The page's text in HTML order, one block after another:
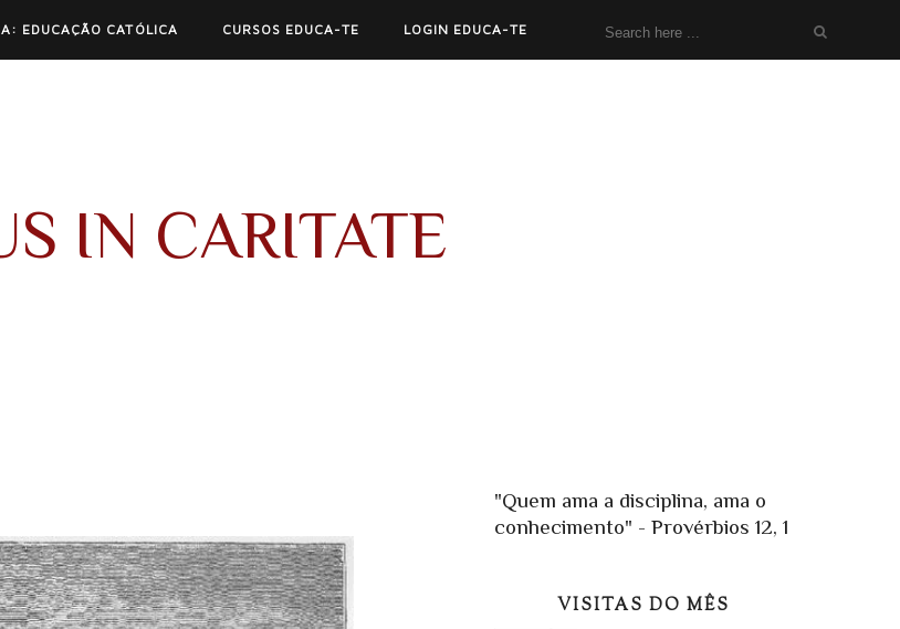
EDUCAÇÃO CATÓLICA CURSOS EDUCA-TE LOGIN EDUCA-TE
IN CARITATE
"Quem ama a disciplina, ama o
conhecimento" - Provérbios 12, 1
VISITAS DO MÊS